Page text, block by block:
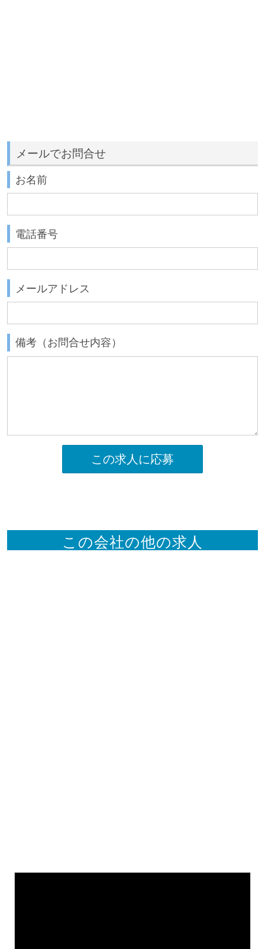
メールでお問合せ
お名前
電話番号
メールアドレス
備考（お問合せ内容）
この求人に応募
この会社の他の求人